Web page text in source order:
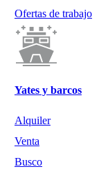
Ofertas de trabajo
Yates y barcos
Alquiler
Venta
Busco